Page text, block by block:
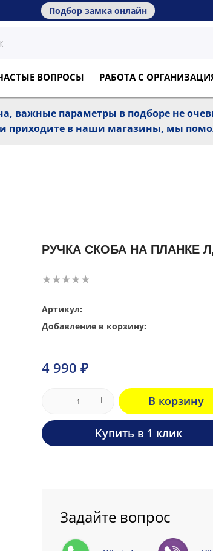
Подбор замка онлайн
ВОПРОСЫ РАБОТА С
важные параметры в подборе не
приходите в наши магазины, мы
РУЧКА СКОБА НА ПЛАНКЕ
Артикул:
Добавление в корзину:
4 990 ₽
В корзину
Купить в 1 клик
Задайте вопрос